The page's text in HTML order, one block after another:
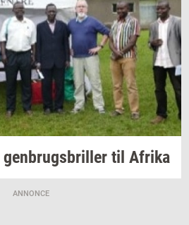
gen­brugs­bril­ler til Afri­ka
ANNONCE